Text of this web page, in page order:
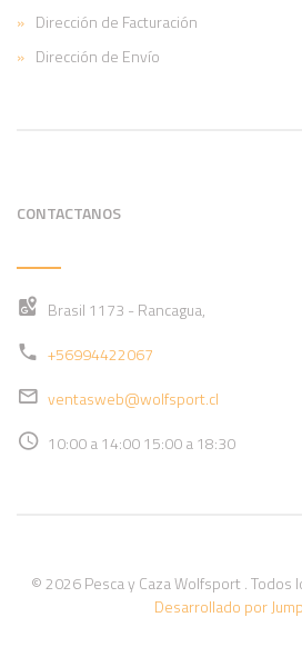
Dirección de Facturación
Dirección de Envío
CONTACTANOS
Brasil 1173 - Rancagua,
+56994422067
ventasweb@wolfsport.cl
10:00 a 14:00 15:00 a 18:30
© 2026 Pesca y Caza Wolfsport .
Desarrollado por